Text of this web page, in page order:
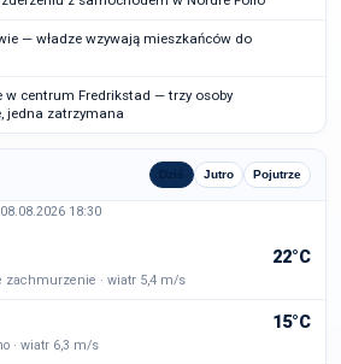
— władze wzywają mieszkańców do
w centrum Fredrikstad — trzy osoby
jedna zatrzymana
Dziś Jutro Pojutrze
18:30
22°C
zachmurzenie · wiatr 5,4 m/s
15°C
· wiatr 6,3 m/s